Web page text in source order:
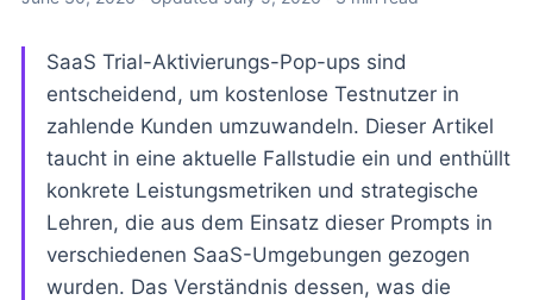
SaaS Trial-Aktivierungs-Pop-ups sind
entscheidend, um kostenlose Testnutzer in
zahlende Kunden umzuwandeln. Dieser Artikel
taucht in eine aktuelle Fallstudie ein und enthüllt
konkrete Leistungsmetriken und strategische
Lehren, die aus dem Einsatz dieser Prompts in
verschiedenen SaaS-Umgebungen gezogen
wurden. Das Verständnis dessen, was die